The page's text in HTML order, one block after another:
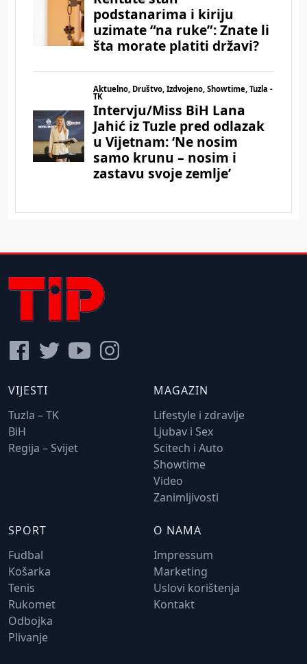
VIJESTI
Tuzla – TK
BiH
Regija – Svijet
MAGAZIN
Lifestyle i zdravlje
Ljubav i Sex
Scitech i Auto
Showtime
Video
Zanimljivosti
SPORT
Fudbal
Košarka
Tenis
Rukomet
Odbojka
Plivanje
O NAMA
Impressum
Marketing
Uslovi korištenja
Kontakt